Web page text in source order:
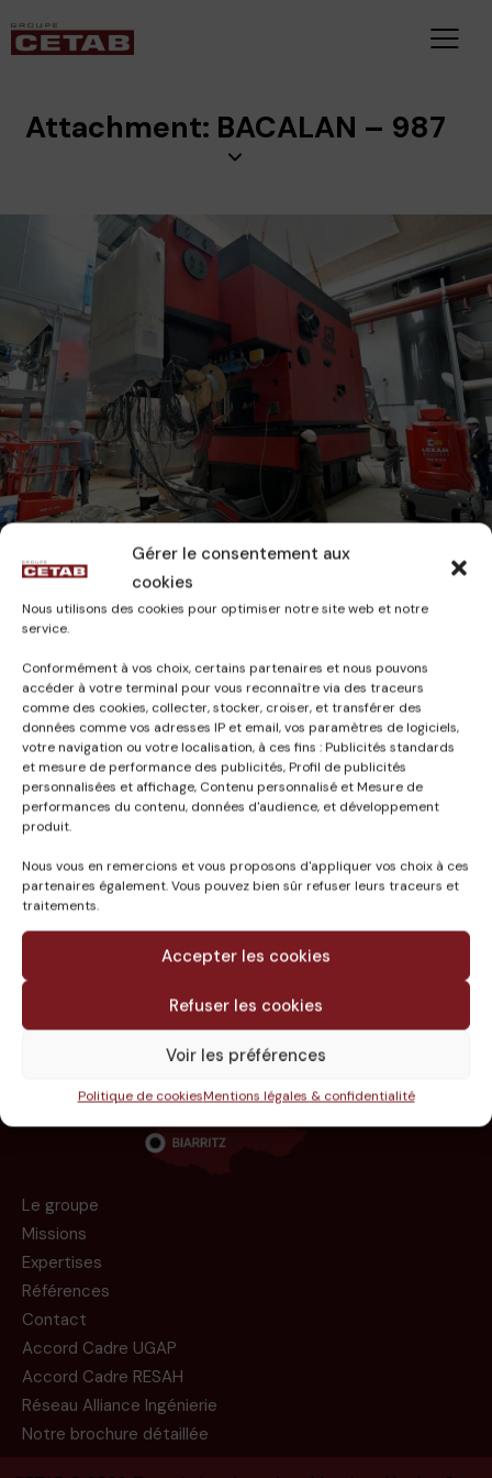
Gérer le consentement aux
cookies
Nous utilisons des cookies pour optimiser notre site web et notre
service.
Conformément à vos choix, certains partenaires et nous pouvons
accéder à votre terminal pour vous reconnaître via des traceurs
comme des cookies, collecter, stocker, croiser, et transférer des
données comme vos adresses IP et email, vos paramètres de logiciels,
votre navigation ou votre localisation, à ces fins : Publicités standards
et mesure de performance des publicités, Profil de publicités
personnalisées et affichage, Contenu personnalisé et Mesure de
performances du contenu, données d'audience, et développement
produit.
Nous vous en remercions et vous proposons d'appliquer vos choix à ces
partenaires également. Vous pouvez bien sûr refuser leurs traceurs et
traitements.
Accepter les cookies
Refuser les cookies
Voir les préférences
Politique de cookiesMentions légales & confidentialité
Attachment: BACALAN – 987
????????????????????????????????????
Published in
BASSINS A FLOT COTE
BACALAN (33) –
centralisée secteur
Bacalan 20MW
Le groupe
Missions
Expertises
Références
Contact
Accord Cadre UGAP
Accord Cadre RESAH
Réseau Alliance Ingénierie
Notre brochure détaillée